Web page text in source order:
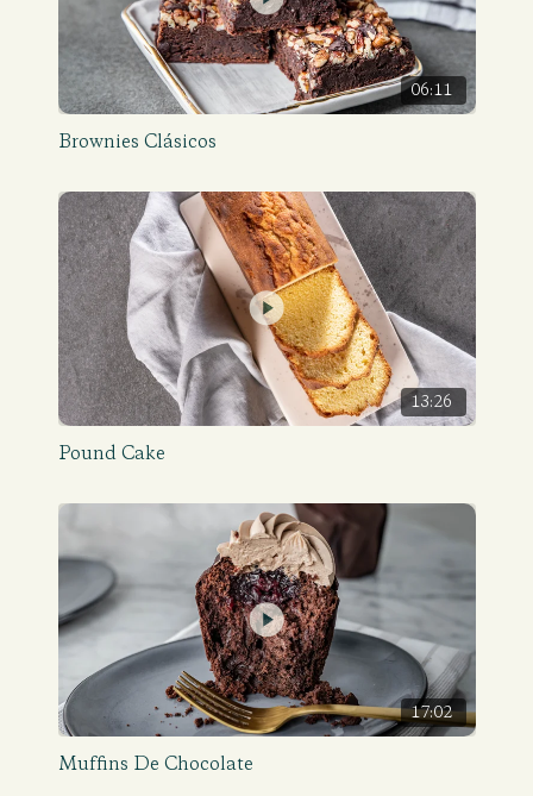
06:11
Brownies Clásicos
13:26
Pound Cake
17:02
Muffins De Chocolate